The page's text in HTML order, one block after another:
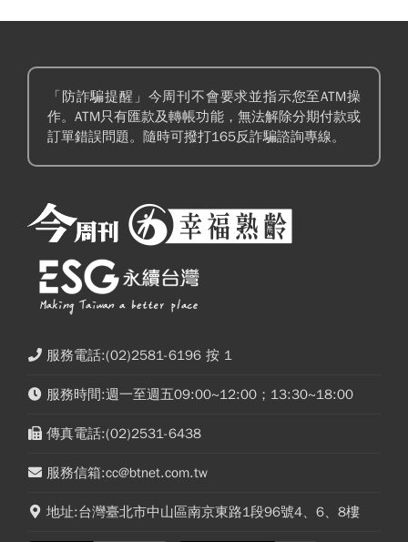
「防詐騙提醒」今周刊不會要求並指示您至ATM操
作。ATM只有匯款及轉帳功能，無法解除分期付款或
訂單錯誤問題。隨時可撥打165反詐騙諮詢專線。
服務電話:(02)2581-6196 按 1
服務時間:週一至週五09:00~12:00；13:30~18:00
傳真電話:(02)2531-6438
服務信箱:cc@btnet.com.tw
地址:台灣臺北市中山區南京東路1段96號4、6、8樓